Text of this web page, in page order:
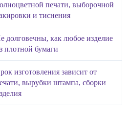
печати, выборочной
и тиснения
долговечны, как любое изделие
плотной бумаги
изготовления зависит от
вырубки штампа, сборки